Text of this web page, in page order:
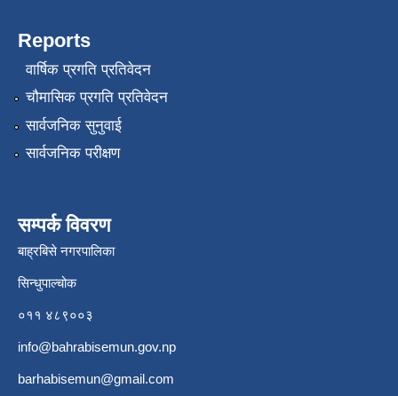
Reports
वार्षिक प्रगति प्रतिवेदन
चौमासिक प्रगति प्रतिवेदन
सार्वजनिक सुनुवाई
सार्वजनिक परीक्षण
सम्पर्क विवरण
बाह्रबिसे नगरपालिका
सिन्धुपाल्चोक
०११ ४८९००३
info@bahrabisemun.gov.np
barhabisemun@gmail.com